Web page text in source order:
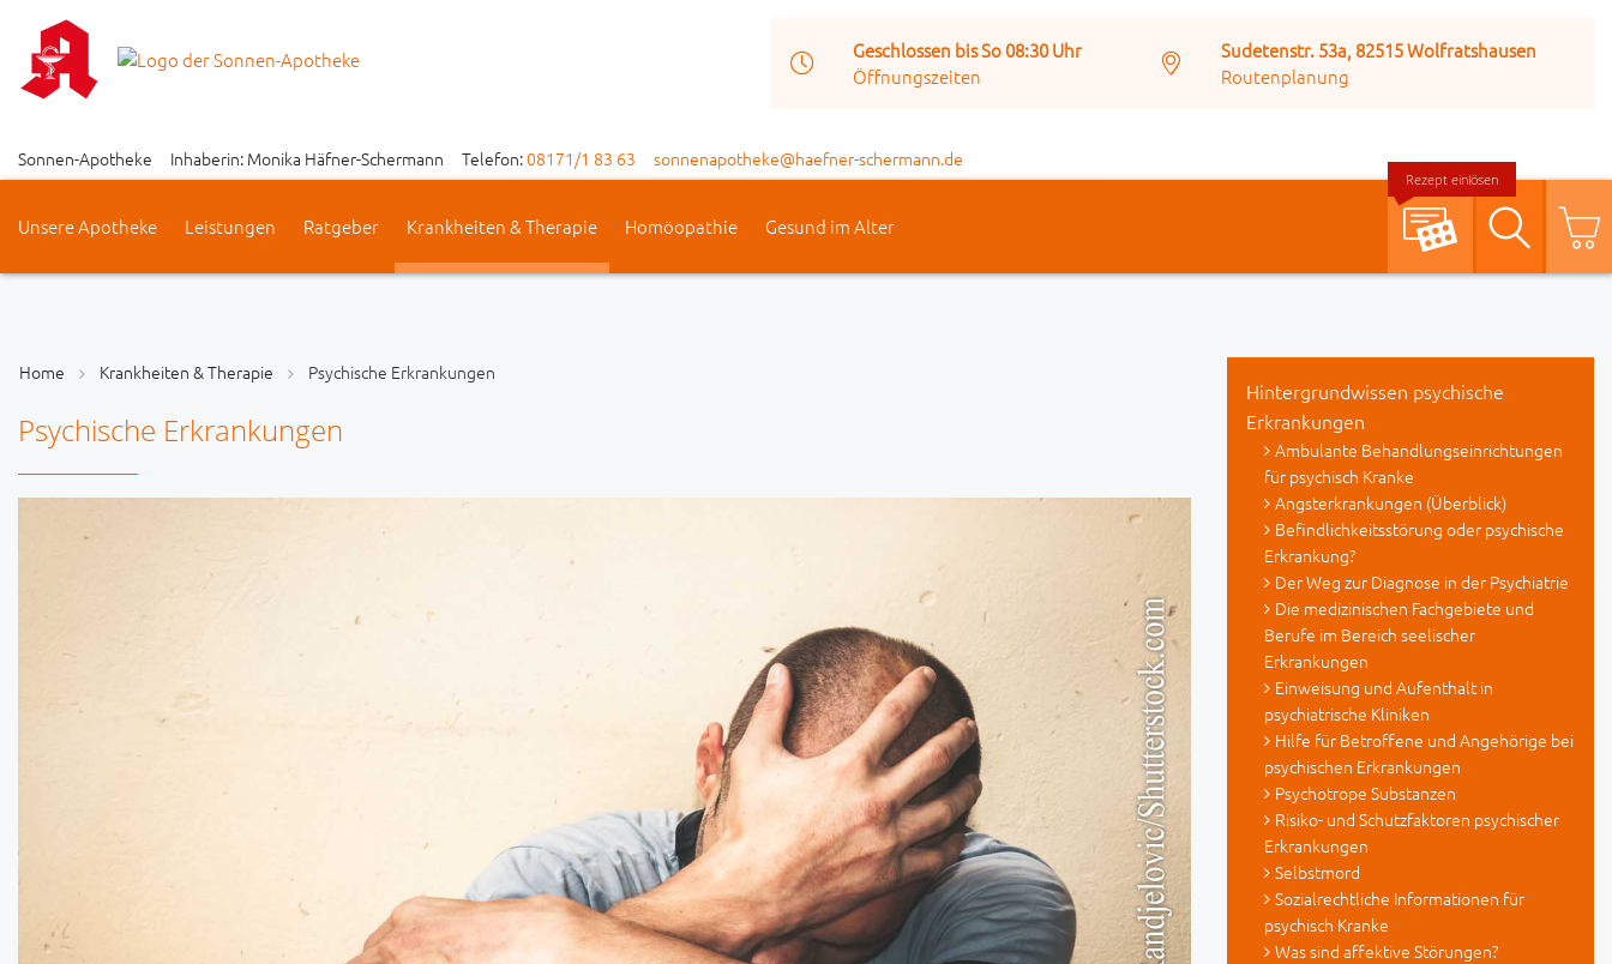
Geschlossen bis So 08:30 Uhr
Öffnungszeiten
Sudetenstr. 53a, 82515 Wolfratshausen
Routenplanung
Sonnen-Apotheke Inhaberin: Monika Häfner-Schermann Telefon:08171/1 83 63 sonnenapotheke@haefner-schermann.de
Unsere Apotheke Leistungen Ratgeber Krankheiten & Therapie Homöopathie Gesund im Alter
Rezept einlösen
Suche
Home Krankheiten & Therapie Psychische Erkrankungen
Psychische Erkrankungen
Hintergrundwissen psychische
Erkrankungen
Ambulante Behandlungseinrichtungen
für psychisch Kranke
Angsterkrankungen (Überblick)
Befindlichkeitsstörung oder psychische
Erkrankung?
Der Weg zur Diagnose in der Psychiatrie
Die medizinischen Fachgebiete und
Berufe im Bereich seelischer
Erkrankungen
Einweisung und Aufenthalt in
psychiatrische Kliniken
Hilfe für Betroffene und Angehörige bei
psychischen Erkrankungen
Psychotrope Substanzen
Risiko- und Schutzfaktoren psychischer
Erkrankungen
Selbstmord
Sozialrechtliche Informationen für
psychisch Kranke
Was sind affektive Störungen?